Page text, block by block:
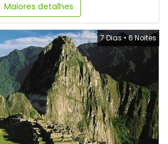
Maiores detalhes
7 Dias •6 Noites